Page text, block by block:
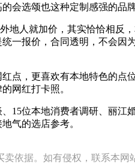
会选颂也这种定制感强的品
地人就加价，其实恰恰相
一报价，合同透明，不会
点，更喜欢有本地特色的
网红打卡照。
15位本地消费者调研、丽
气的选店参考。
依据。如有侵权，联系本网